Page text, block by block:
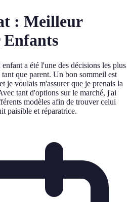
: Meilleur
a été l'une des décisions les plus
que parent. Un bon sommeil est
je voulais m'assurer que je prenais la
tant d'options sur le marché, j'ai
modèles afin de trouver celui
paisible et réparatrice.